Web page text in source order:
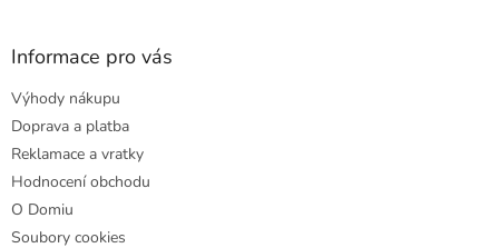
Informace pro vás
Výhody nákupu
Doprava a platba
Reklamace a vratky
Hodnocení obchodu
O Domiu
Soubory cookies